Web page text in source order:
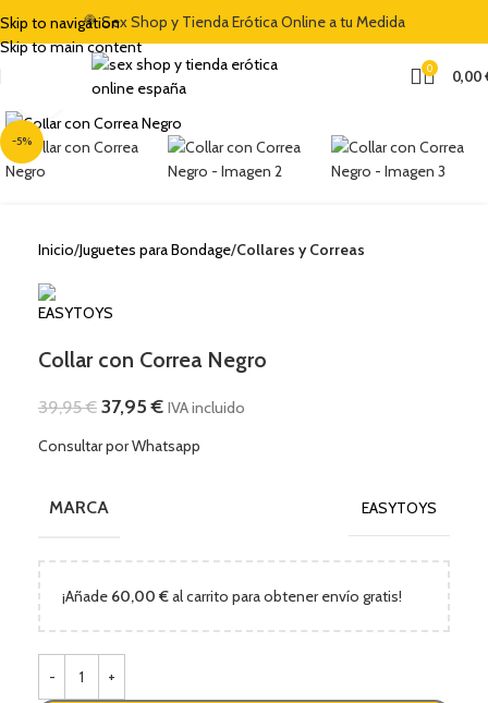
Skip to navigation
Skip to main content
🍭 Sex Shop y Tienda Erótica Online a tu Medida
0 0,00
-5%
Clic para ampliar
Inicio Juguetes para Bondage Collares y Correas
Collar con Correa Negro
39,95€ 37,95€ IVA incluido
Consultar por Whatsapp
MARCA EASYTOYS
¡Añade 60,00 €al carrito para obtener envío gratis!